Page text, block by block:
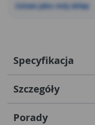
Ustaw jako mój sklep
Specyfikacja
Szczegóły
Porady